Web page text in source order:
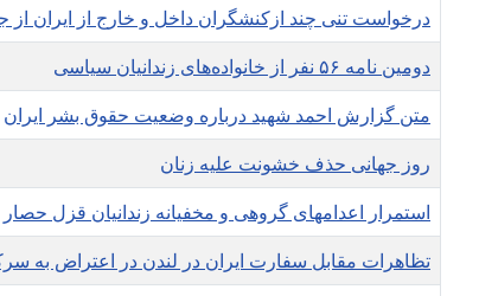
درخواست تنی چند ازکنشگران‌ داخل و خارج از ایران از
دومین نامه ۵۶ نفر از خانواده‌های زندانیان سیاسی
متن گزارش احمد شهید درباره وضعیت حقوق بشر ایران
روز جهانی حذف خشونت عليه زنان
استمرار اعدامهای گروهی و مخفیانه زندانیان قزل حصار
تظاهرات مقابل سفارت ایران در لندن در اعتراض به